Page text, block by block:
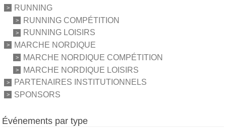
RUNNING
RUNNING COMPÉTITION
RUNNING LOISIRS
MARCHE NORDIQUE
MARCHE NORDIQUE COMPÉTITION
MARCHE NORDIQUE LOISIRS
PARTENAIRES INSTITUTIONNELS
SPONSORS
Événements par type